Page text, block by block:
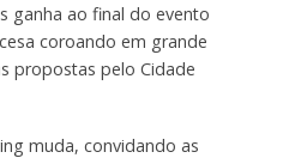
ganha ao final do evento
coroando em grande
propostas pelo Cidade
muda, convidando as